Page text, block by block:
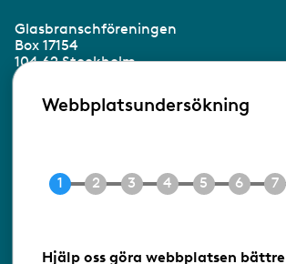
Glasbranschföreningen
Box 17154
104 62 Stockholm
Besöksadress:
Ringvägen 100
E-post info@gbf.se
Webbplatsundersökning
Hjälp oss göra webbplatsen bättre